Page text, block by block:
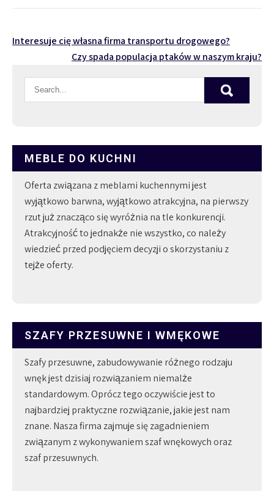
Nawigacja
Interesuje cię własna firma transportu drogowego?
Czy spada populacja ptaków w naszym kraju?
MEBLE DO KUCHNI
Oferta związana z meblami kuchennymi jest
wyjątkowo barwna, wyjątkowo atrakcyjna, na pierwszy
rzut już znacząco się wyróżnia na tle konkurencji.
Atrakcyjność to jednakże nie wszystko, co należy
wiedzieć przed podjęciem decyzji o skorzystaniu z
tejże oferty.
SZAFY PRZESUWNE I WMĘKOWE
Szafy przesuwne, zabudowywanie różnego rodzaju
wnęk jest dzisiaj rozwiązaniem niemalże
standardowym. Oprócz tego oczywiście jest to
najbardziej praktyczne rozwiązanie, jakie jest nam
znane. Nasza firma zajmuje się zagadnieniem
związanym z wykonywaniem szaf wnękowych oraz
szaf przesuwnych.